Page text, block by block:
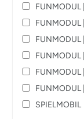
FUNMODUL
FUNMODUL
FUNMODUL
FUNMODUL
SPIELMOBIL